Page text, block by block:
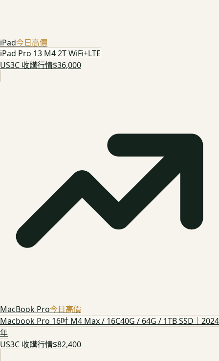
iPad今日高價
iPad Pro 13 M4 2T WiFi+LTE
US3C 收購行情$36,000
MacBook Pro今日高價
Macbook Pro 16吋 M4 Max / 16C40G / 64G / 1TB SSD｜2024
年
US3C 收購行情$82,400